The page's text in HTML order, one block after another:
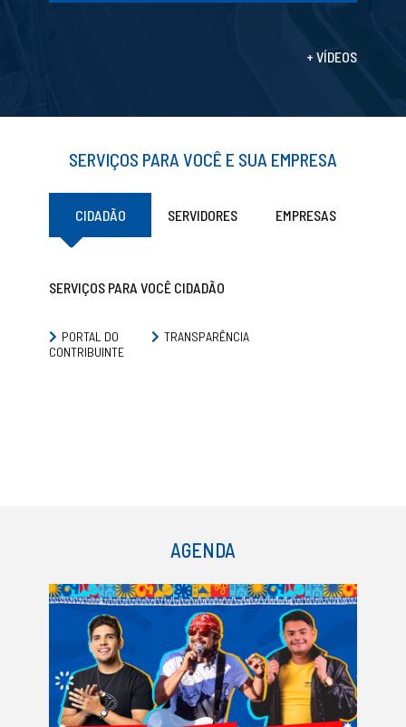
+ VÍDEOS
SERVIÇOS PARA VOCÊ E SUA EMPRESA
CIDADÃO SERVIDORES EMPRESAS
SERVIÇOS PARA VOCÊ CIDADÃO
PORTAL DO
CONTRIBUINTE
TRANSPARÊNCIA
AGENDA